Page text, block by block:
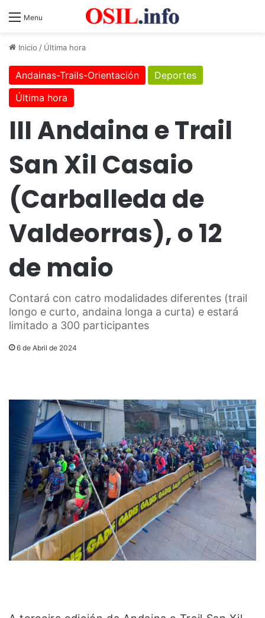
Menu
Inicio / Última hora
Andainas-Trails-Orientación
Deportes
Última hora
III Andaina e Trail
San Xil Casaio
(Carballeda de
Valdeorras), o 12
de maio
Contará con catro modalidades diferentes (trail
longo e curto, andaina longa a curta) e estará
limitado a 300 participantes
6 de Abril de 2024